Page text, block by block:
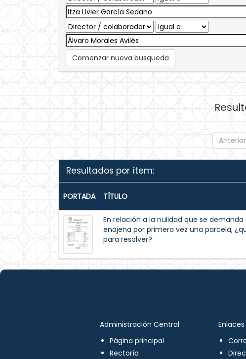
Comenzar nueva busqueda
Anterior
Resultados por ítem:
PORTADA TÍTULO
En relación a la nulidad que se
enajena por primera vez una parcela,
para resolver?
Administración Central
Página principal
Rectoría
Enlaces